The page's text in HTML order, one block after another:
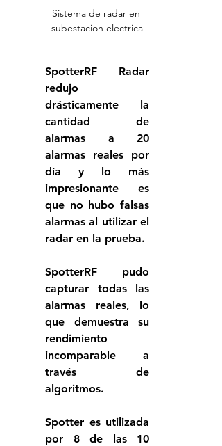
Sistema de radar en
subestacion electrica
SpotterRF Radar
redujo
drásticamente la
cantidad de
alarmas a 20
alarmas reales por
día y lo más
impresionante es
que no hubo falsas
alarmas al utilizar el
radar en la prueba.
SpotterRF pudo
capturar todas las
alarmas reales, lo
que demuestra su
rendimiento
incomparable a
través de
algoritmos.
Spotter es utilizada
por 8 de las 10